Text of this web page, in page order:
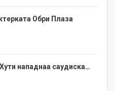
Обри Плаза
нападнаа саудиска…